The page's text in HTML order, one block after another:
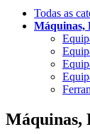
Todas as
Máquinas,
Máquinas,